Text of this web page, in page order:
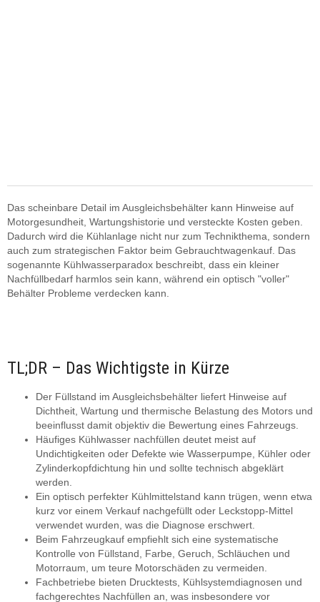
Das scheinbare Detail im Ausgleichsbehälter kann Hinweise auf
Motorgesundheit, Wartungshistorie und versteckte Kosten geben.
Dadurch wird die Kühlanlage nicht nur zum Technikthema, sondern
auch zum strategischen Faktor beim Gebrauchtwagenkauf. Das
sogenannte Kühlwasserparadox beschreibt, dass ein kleiner
Nachfüllbedarf harmlos sein kann, während ein optisch "voller"
Behälter Probleme verdecken kann.
TL;DR – Das Wichtigste in Kürze
Der Füllstand im Ausgleichsbehälter liefert Hinweise auf
Dichtheit, Wartung und thermische Belastung des Motors und
beeinflusst damit objektiv die Bewertung eines Fahrzeugs.
Häufiges Kühlwasser nachfüllen deutet meist auf
Undichtigkeiten oder Defekte wie Wasserpumpe, Kühler oder
Zylinderkopfdichtung hin und sollte technisch abgeklärt
werden.
Ein optisch perfekter Kühlmittelstand kann trügen, wenn etwa
kurz vor einem Verkauf nachgefüllt oder Leckstopp-Mittel
verwendet wurden, was die Diagnose erschwert.
Beim Fahrzeugkauf empfiehlt sich eine systematische
Kontrolle von Füllstand, Farbe, Geruch, Schläuchen und
Motorraum, um teure Motorschäden zu vermeiden.
Fachbetriebe bieten Drucktests, Kühlsystemdiagnosen und
fachgerechtes Nachfüllen an, was insbesondere vor